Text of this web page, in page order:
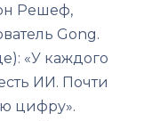
Решеф,
Gong.
«У каждого
ИИ. Почти
цифру».